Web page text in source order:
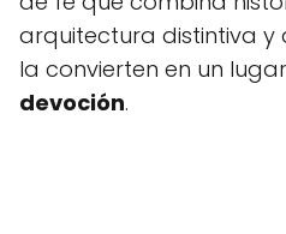
arquitectura distintiva
la convierten en un
devoción.